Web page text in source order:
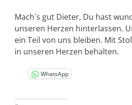
Mach´s gut Dieter, Du hast
unseren Herzen hinterlassen.
ein Teil von uns bleiben. Mit
in unseren Herzen behalten.
WhatsApp